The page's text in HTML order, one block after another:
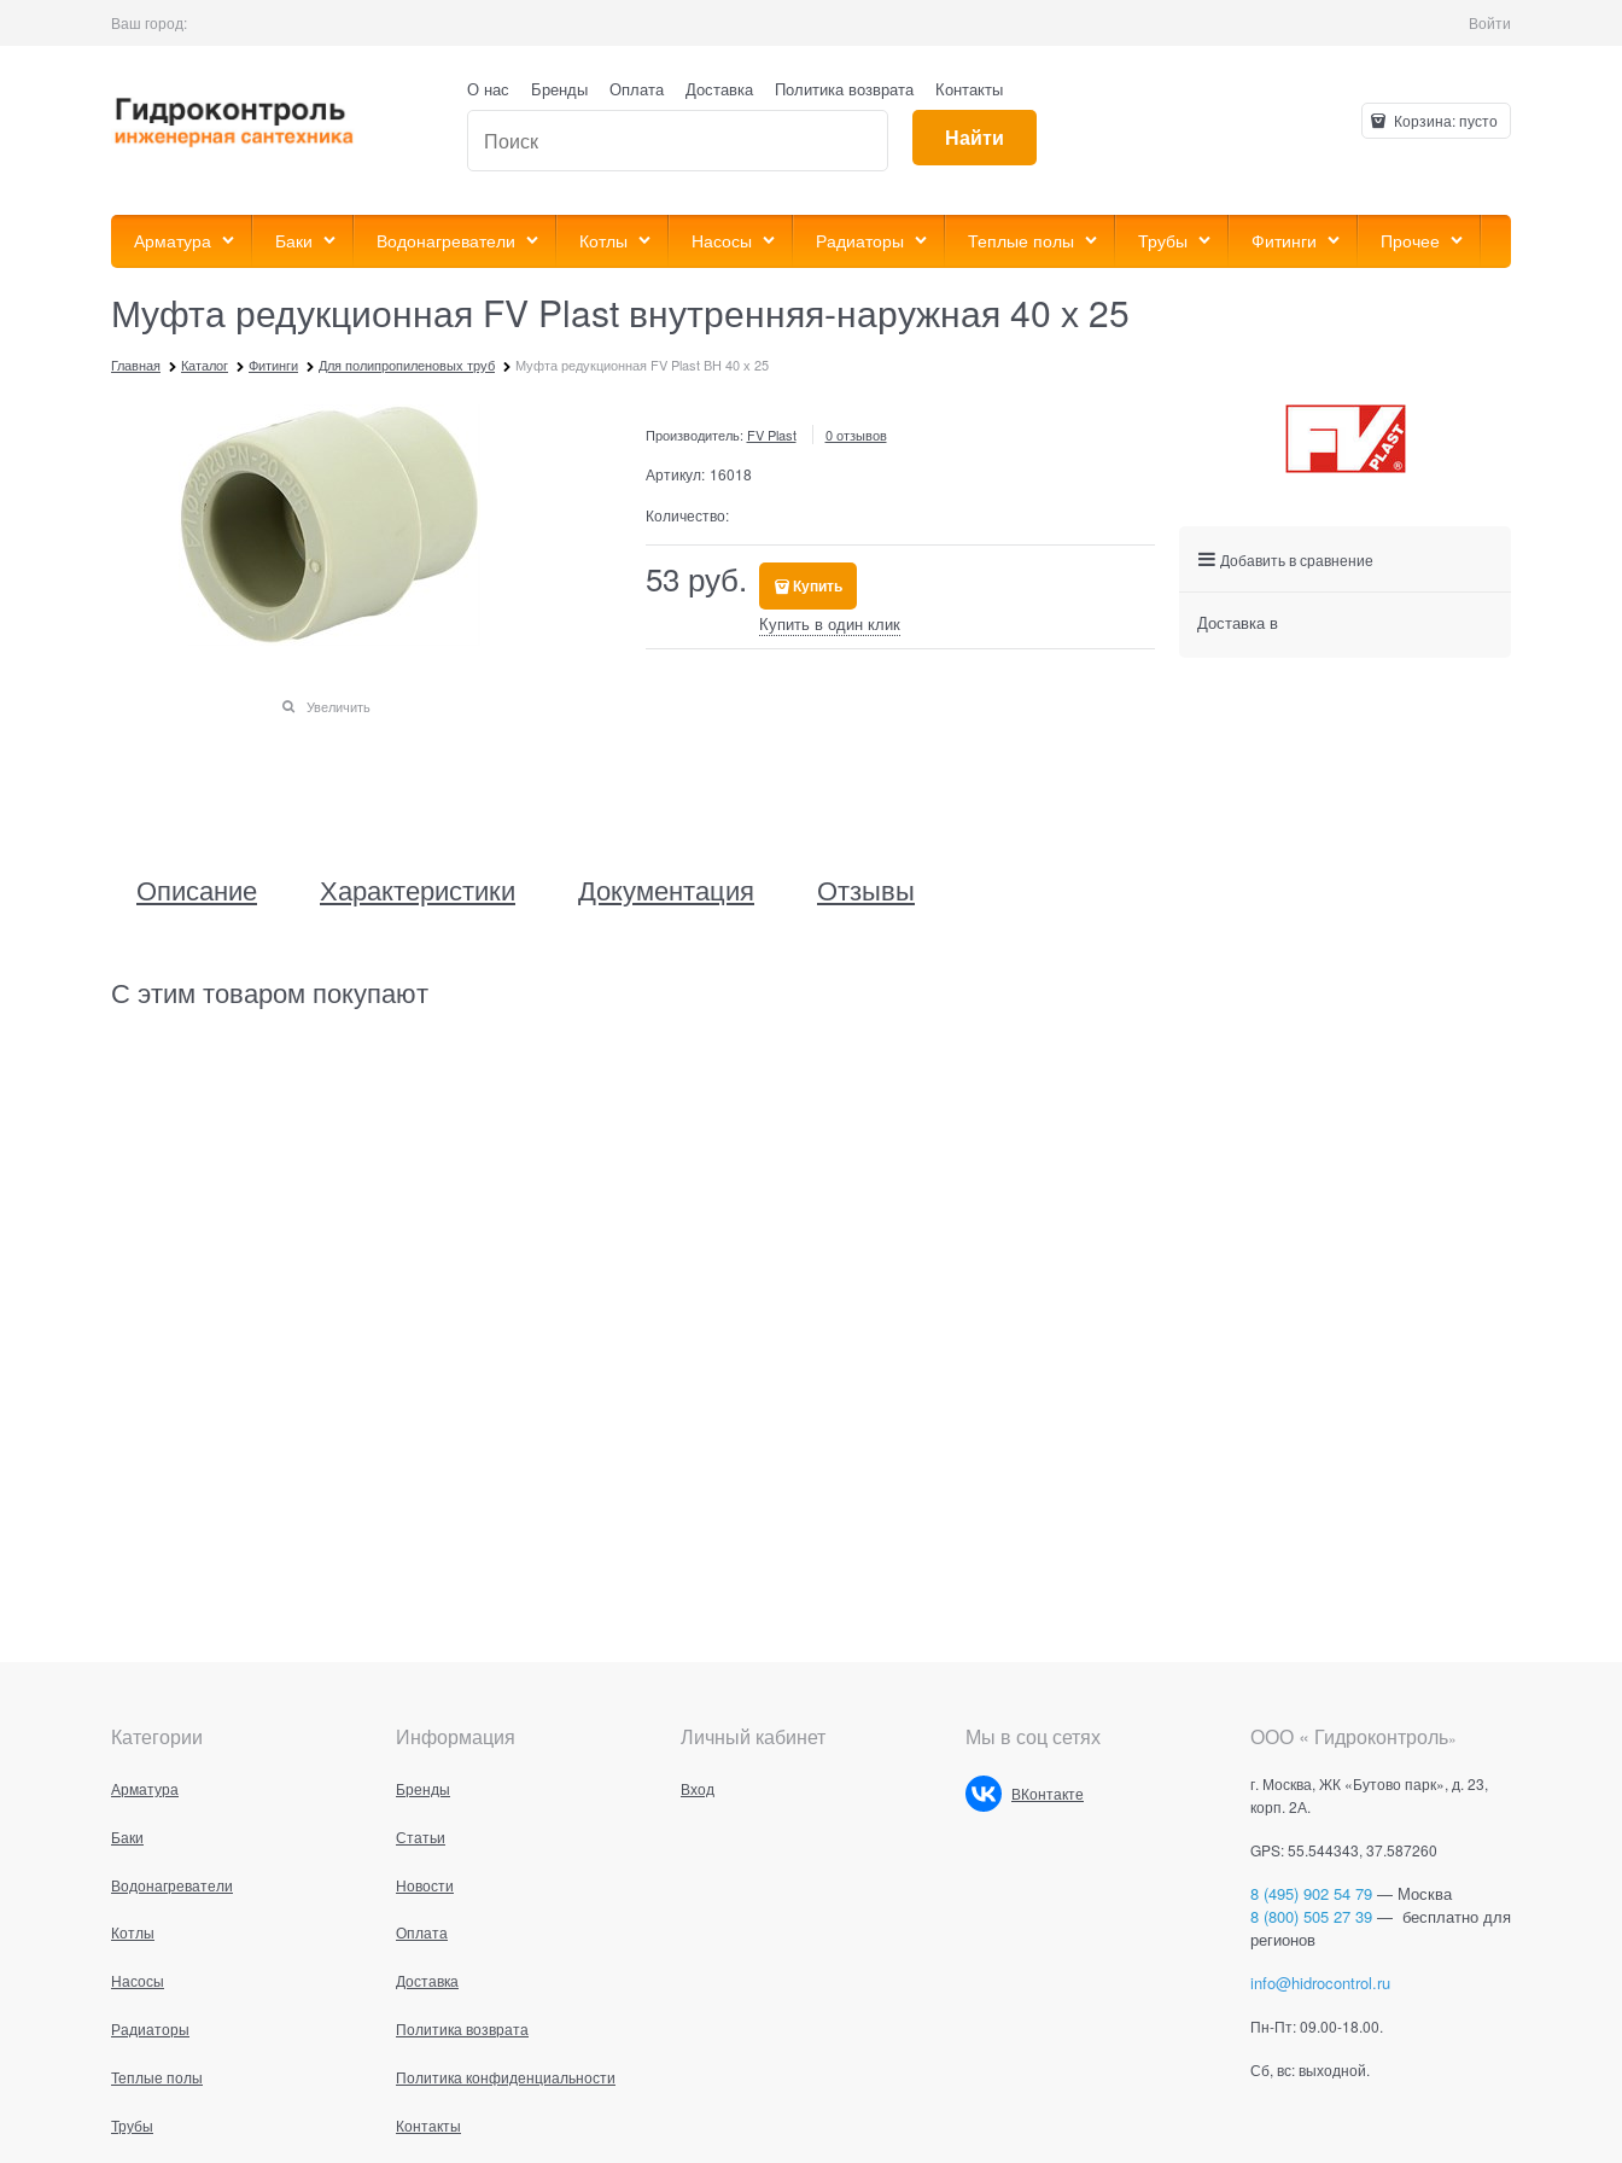
Ваш город: Войти
О нас Бренды Оплата Доставка Политика возврата Контакты
Найти
Корзина:пусто
Арматура Баки Водонагреватели Котлы Насосы Радиаторы Теплые полы Трубы Фитинги Прочее
Муфта редукционная FV Plast внутренняя-наружная 40 х 25
Главная Каталог Фитинги Для полипропиленовых труб Муфта редукционная FV Plast ВН 40 х 25
Увеличить
Производитель: FV Plast 0 отзывов
Артикул: 16018
Количество:
53 руб. Купить
Купить в один клик
Описание Характеристики Документация Отзывы
С этим товаром покупают
Добавить в сравнение
Доставка в
Категории
Арматура
Баки
Водонагреватели
Котлы
Насосы
Радиаторы
Теплые полы
Трубы
Информация
Бренды
Статьи
Новости
Оплата
Доставка
Политика возврата
Политика конфиденциальности
Контакты
Личный кабинет
Вход
Мы в соц сетях
ВКонтакте
ООО « Гидроконтроль»
г. Москва, ЖК «Бутово парк», д. 23,
корп. 2А.
GPS: 55.544343, 37.587260
8 (495) 902 54 79 — Москва
8 (800) 505 27 39 — бесплатно для
регионов
info@hidrocontrol.ru
Пн-Пт: 09.00-18.00.
Сб, вс: выходной.